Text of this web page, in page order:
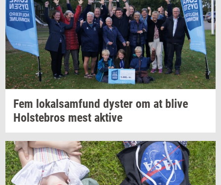
Fem lo­kal­sam­fund dy­ster om at blive
Holste­bros mest ak­ti­ve